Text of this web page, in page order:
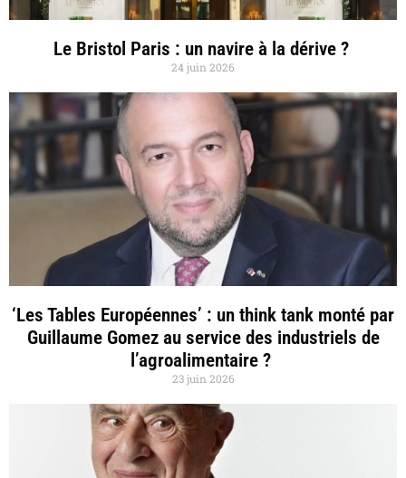
Le Bristol Paris : un navire à la dérive ?
24 juin 2026
‘Les Tables Européennes’ : un think tank monté par
Guillaume Gomez au service des industriels de
l’agroalimentaire ?
23 juin 2026